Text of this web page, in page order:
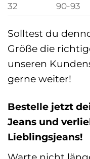
32
90-93
Solltest du
Größe die
unseren
gerne weiter!
Bestelle jetzt
Jeans und
Lieblingsjeans!